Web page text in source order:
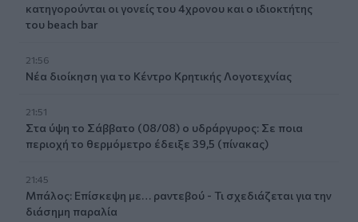
κατηγορούνται οι γονείς του 4χρονου και ο ιδιοκτήτης
του beach bar
21:56
Νέα διοίκηση για το Κέντρο Κρητικής Λογοτεχνίας
21:51
Στα ύψη το Σάββατο (08/08) ο υδράργυρος: Σε ποια
περιοχή το θερμόμετρο έδειξε 39,5 (πίνακας)
21:45
Μπάλος: Επίσκεψη με… ραντεβού - Τι σχεδιάζεται για την
διάσημη παραλία